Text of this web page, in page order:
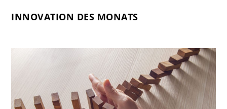
INNOVATION DES MONATS